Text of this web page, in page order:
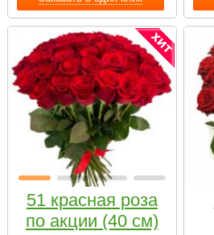
51 красная роза
по акции (40 см)